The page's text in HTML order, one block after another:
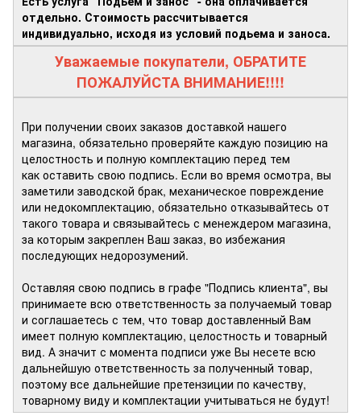
отдельно. Стоимость рассчитывается
индивидуально, исходя из условий подьема и заноса.
Уважаемые покупатели, ОБРАТИТЕ
ПОЖАЛУЙСТА ВНИМАНИЕ!!!!
При получении своих заказов доставкой нашего
магазина, обязательно проверяйте каждую позицию на
целостность и полную комплектацию перед тем
как оставить свою подпись. Если во время осмотра, вы
заметили заводской брак, механическое повреждение
или недокомплектацию, обязательно отказывайтесь от
такого товара и связывайтесь с менеждером магазина,
за которым закреплен Ваш заказ, во избежания
последующих недорозумений.
Оставляя свою подпись в графе "Подпись клиента", вы
принимаете всю ответственность за получаемый товар
и соглашаетесь с тем, что товар доставленный Вам
имеет полную комплектацию, целостность и товарный
вид. А значит с момента подписи уже Вы несете всю
дальнейшую ответственность за полученный товар,
поэтому все дальнейшие претензиции по качеству,
товарному виду и комплектации учитываться не будут!